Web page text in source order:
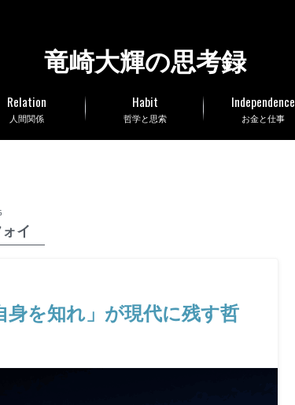
竜崎大輝の思考録
人間関係
Relation
哲学と思索
Habit
お金と仕事
Independence
イ
を知れ」が現代に残す哲